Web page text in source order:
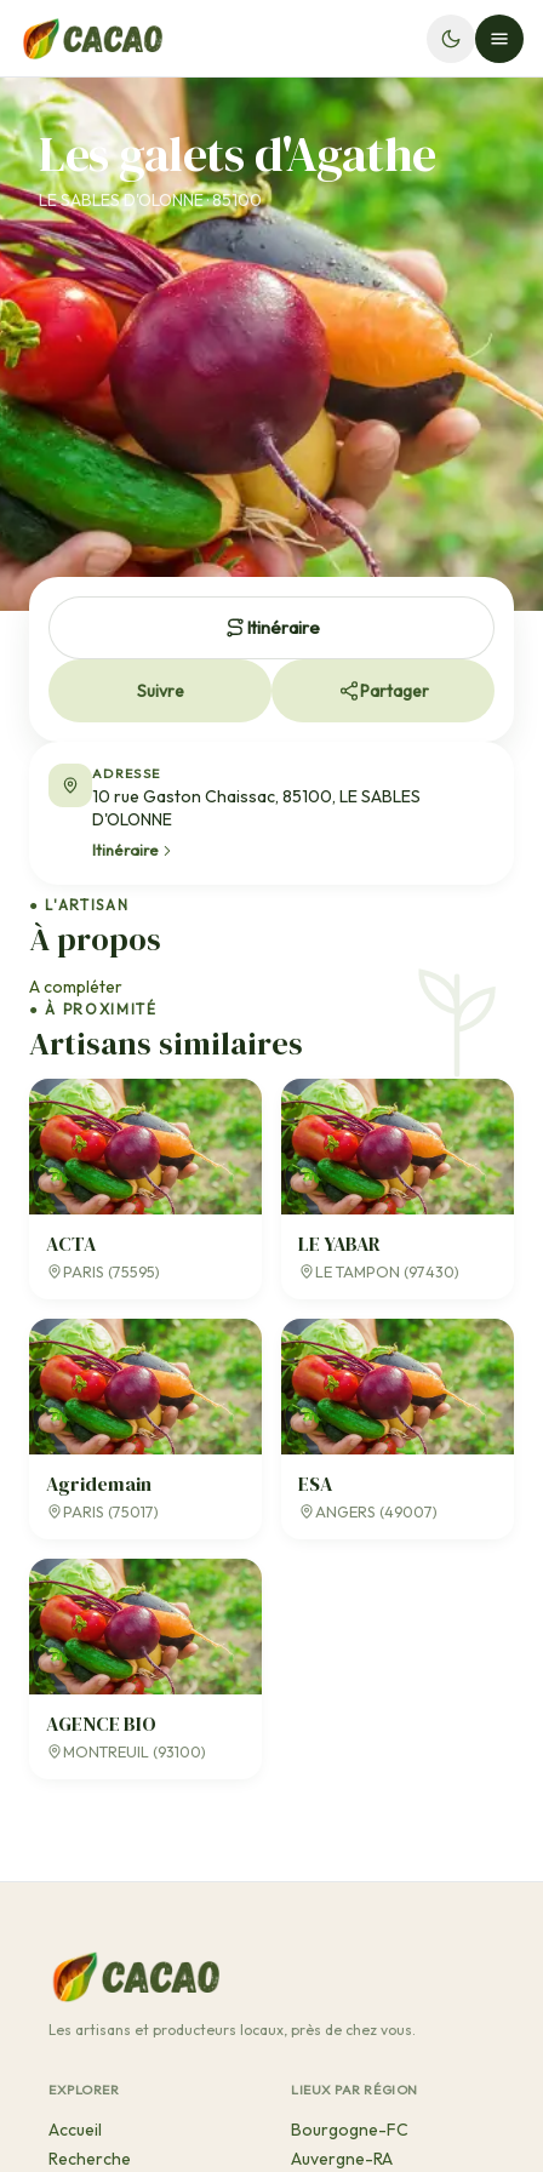
Les galets d'Agathe
LE SABLES D'OLONNE · 85100
● L'ARTISAN
À propos
A compléter
● À PROXIMITÉ
Artisans similaires
ACTA
PARIS (75595)
LE YABAR
LE TAMPON (97430)
Agridemain
PARIS (75017)
ESA
ANGERS (49007)
AGENCE BIO
MONTREUIL (93100)
Itinéraire
Suivre Partager
ADRESSE
10 rue Gaston Chaissac, 85100, LE SABLES
D'OLONNE
Itinéraire
Les artisans et producteurs locaux, près de chez vous.
EXPLORER
Accueil
Recherche
LIEUX PAR RÉGION
Bourgogne-FC
Auvergne-RA